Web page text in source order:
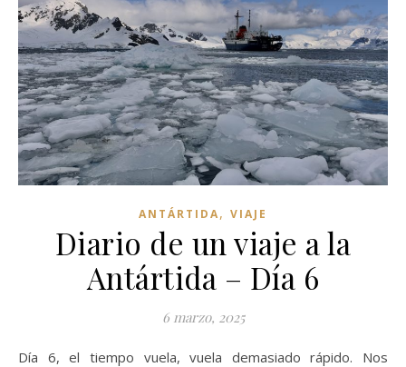
ANTÁRTIDA, VIAJE
Diario de un viaje a la
Antártida – Día 6
6 marzo, 2025
Día 6, el tiempo vuela, vuela demasiado rápido. Nos